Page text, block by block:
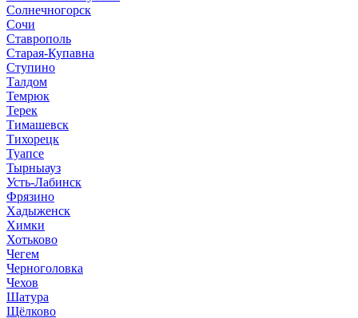
Солнечногорск
Сочи
Ставрополь
Старая-Купавна
Ступино
Талдом
Темрюк
Терек
Тимашевск
Тихорецк
Туапсе
Тырныауз
Усть-Лабинск
Фрязино
Хадыженск
Химки
Хотьково
Чегем
Черноголовка
Чехов
Шатура
Щёлково